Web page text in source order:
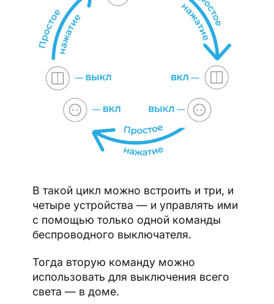
В такой цикл можно встроить и три, и
четыре устройства — и управлять ими
с помощью только одной команды
беспроводного выключателя.
Тогда вторую команду можно
использовать для выключения всего
света — в доме.